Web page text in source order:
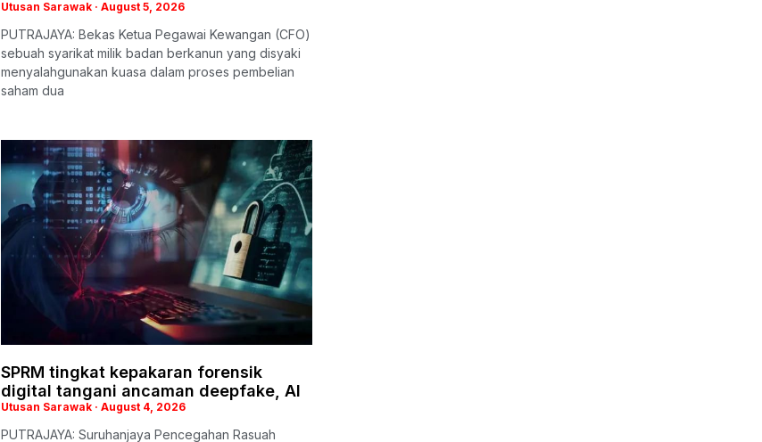
Utusan Sarawak August 5, 2026
PUTRAJAYA: Bekas Ketua Pegawai Kewangan (CFO)
sebuah syarikat milik badan berkanun yang disyaki
menyalahgunakan kuasa dalam proses pembelian
saham dua
SPRM tingkat kepakaran forensik
digital tangani ancaman deepfake, AI
Utusan Sarawak August 4, 2026
PUTRAJAYA: Suruhanjaya Pencegahan Rasuah